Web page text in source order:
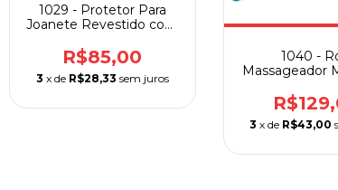
1029 - Protetor Para
Joanete Revestido com
R$85,00
3 x de R$28,33 sem juros
1040 -
Massageador
3 x de R$43,00